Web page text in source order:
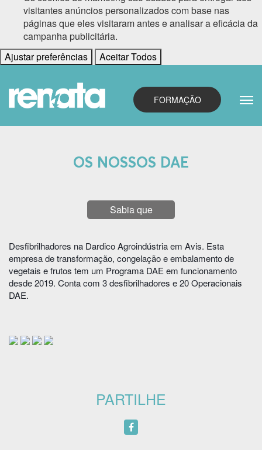
visitantes anúncios personalizados com base nas
páginas que eles visitaram antes e analisar a eficácia da
campanha publicitária.
Ajustar preferências
Aceitar Todos
FORMAÇÃO
OS NOSSOS DAE
Sabia que
Desfibrilhadores na Dardico Agroindústria em Avis. Esta
empresa de transformação, congelação e embalamento de
vegetais e frutos tem um Programa DAE em funcionamento
desde 2019. Conta com 3 desfibrilhadores e 20 Operacionais
DAE.
PARTILHE